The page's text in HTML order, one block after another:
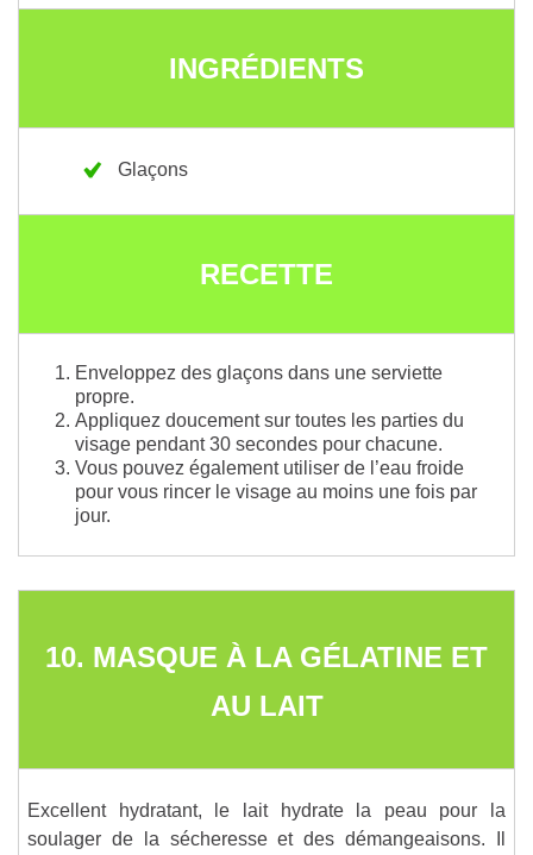
INGRÉDIENTS
Glaçons
RECETTE
Enveloppez des glaçons dans une serviette
propre.
Appliquez doucement sur toutes les parties du
visage pendant 30 secondes pour chacune.
Vous pouvez également utiliser de l’eau froide
pour vous rincer le visage au moins une fois par
jour.
10. MASQUE À LA GÉLATINE ET
AU LAIT
Excellent hydratant, le lait hydrate la peau pour la
soulager de la sécheresse et des démangeaisons. Il